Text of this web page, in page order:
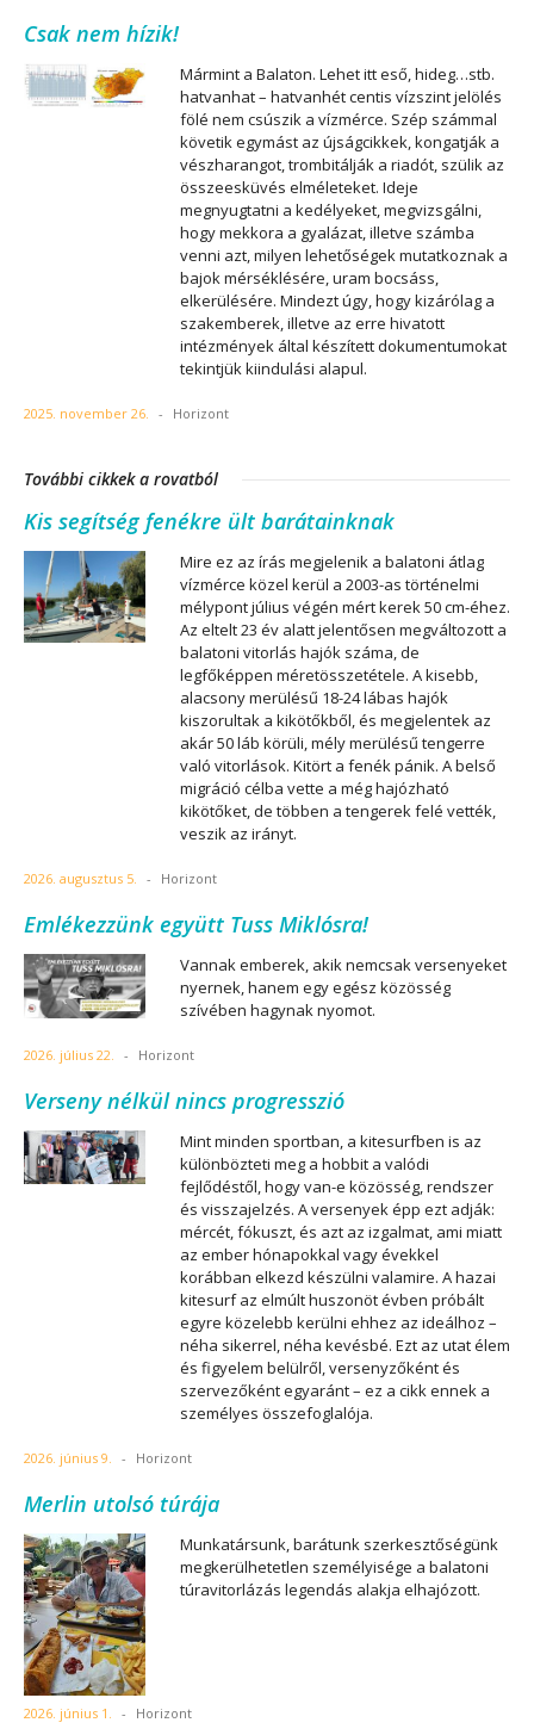
Csak nem hízik!
Mármint a Balaton. Lehet itt eső, hideg…stb.
hatvanhat – hatvanhét centis vízszint jelölés
fölé nem csúszik a vízmérce. Szép számmal
követik egymást az újságcikkek, kongatják a
vészharangot, trombitálják a riadót, szülik az
összeesküvés elméleteket. Ideje
megnyugtatni a kedélyeket, megvizsgálni,
hogy mekkora a gyalázat, illetve számba
venni azt, milyen lehetőségek mutatkoznak a
bajok mérséklésére, uram bocsáss,
elkerülésére. Mindezt úgy, hogy kizárólag a
szakemberek, illetve az erre hivatott
intézmények által készített dokumentumokat
tekintjük kiindulási alapul.
2025. november 26. - Horizont
További cikkek a rovatból
Kis segítség fenékre ült barátainknak
Mire ez az írás megjelenik a balatoni átlag
vízmérce közel kerül a 2003-as történelmi
mélypont július végén mért kerek 50 cm-éhez.
Az eltelt 23 év alatt jelentősen megváltozott a
balatoni vitorlás hajók száma, de
legfőképpen méretösszetétele. A kisebb,
alacsony merülésű 18-24 lábas hajók
kiszorultak a kikötőkből, és megjelentek az
akár 50 láb körüli, mély merülésű tengerre
való vitorlások. Kitört a fenék pánik. A belső
migráció célba vette a még hajózható
kikötőket, de többen a tengerek felé vették,
veszik az irányt.
2026. augusztus 5. - Horizont
Emlékezzünk együtt Tuss Miklósra!
Vannak emberek, akik nemcsak versenyeket
nyernek, hanem egy egész közösség
szívében hagynak nyomot.
2026. július 22. - Horizont
Verseny nélkül nincs progresszió
Mint minden sportban, a kitesurfben is az
különbözteti meg a hobbit a valódi
fejlődéstől, hogy van-e közösség, rendszer
és visszajelzés. A versenyek épp ezt adják:
mércét, fókuszt, és azt az izgalmat, ami miatt
az ember hónapokkal vagy évekkel
korábban elkezd készülni valamire. A hazai
kitesurf az elmúlt huszonöt évben próbált
egyre közelebb kerülni ehhez az ideálhoz –
néha sikerrel, néha kevésbé. Ezt az utat élem
és figyelem belülről, versenyzőként és
szervezőként egyaránt – ez a cikk ennek a
személyes összefoglalója.
2026. június 9. - Horizont
Merlin utolsó túrája
Munkatársunk, barátunk szerkesztőségünk
megkerülhetetlen személyisége a balatoni
túravitorlázás legendás alakja elhajózott.
2026. június 1. - Horizont